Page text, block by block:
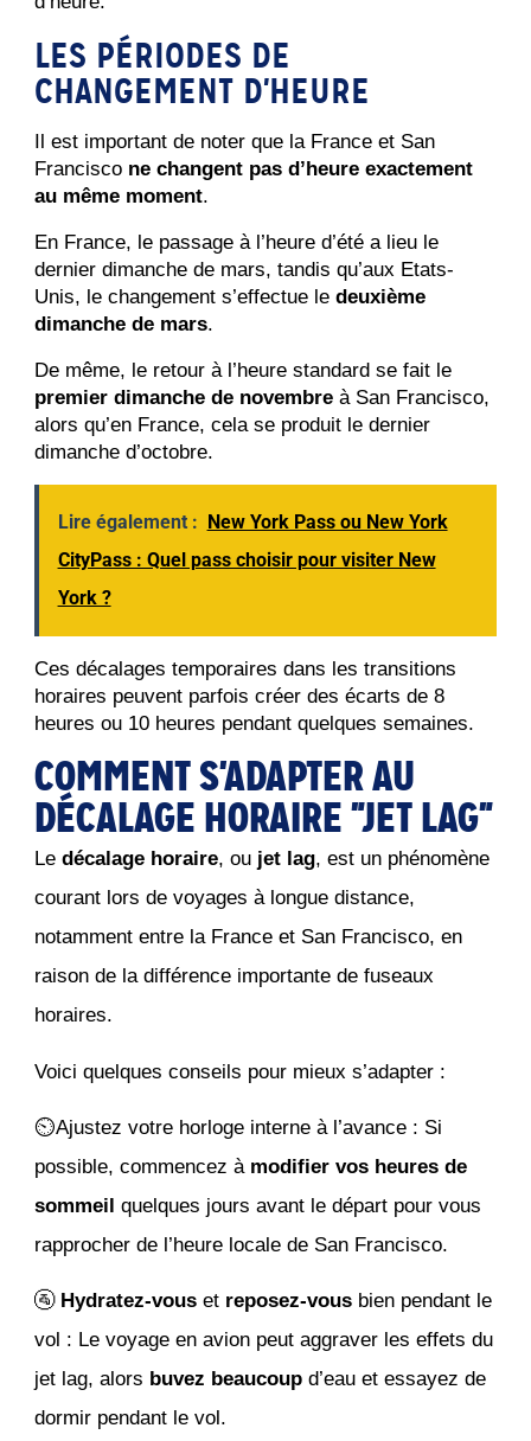
LES PÉRIODES DE
CHANGEMENT D'HEURE
Il est important de noter que la France et San
Francisco ne changent pas d’heure exactement
au même moment.
En France, le passage à l’heure d’été a lieu le
dernier dimanche de mars, tandis qu’aux Etats-
Unis, le changement s’effectue le deuxième
dimanche de mars.
De même, le retour à l’heure standard se fait le
premier dimanche de novembre à San Francisco,
alors qu’en France, cela se produit le dernier
dimanche d’octobre.
Lire également :
New York Pass ou New York
CityPass : Quel pass choisir pour visiter New
York ?
Ces décalages temporaires dans les transitions
horaires peuvent parfois créer des écarts de 8
heures ou 10 heures pendant quelques semaines.
COMMENT S'ADAPTER AU
DÉCALAGE HORAIRE "JET LAG"
Le décalage horaire, ou jet lag, est un phénomène
courant lors de voyages à longue distance,
notamment entre la France et San Francisco, en
raison de la différence importante de fuseaux
horaires.
Voici quelques conseils pour mieux s’adapter :
⏲️Ajustez votre horloge interne à l’avance : Si
possible, commencez à modifier vos heures de
sommeil quelques jours avant le départ pour vous
rapprocher de l’heure locale de San Francisco.
🚰 Hydratez-vouset reposez-vousbien pendant le
vol : Le voyage en avion peut aggraver les effets du
jet lag, alors buvez beaucoupd’eau et essayez de
dormir pendant le vol.